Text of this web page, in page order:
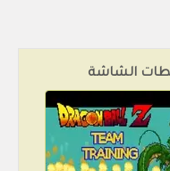
الشاشة